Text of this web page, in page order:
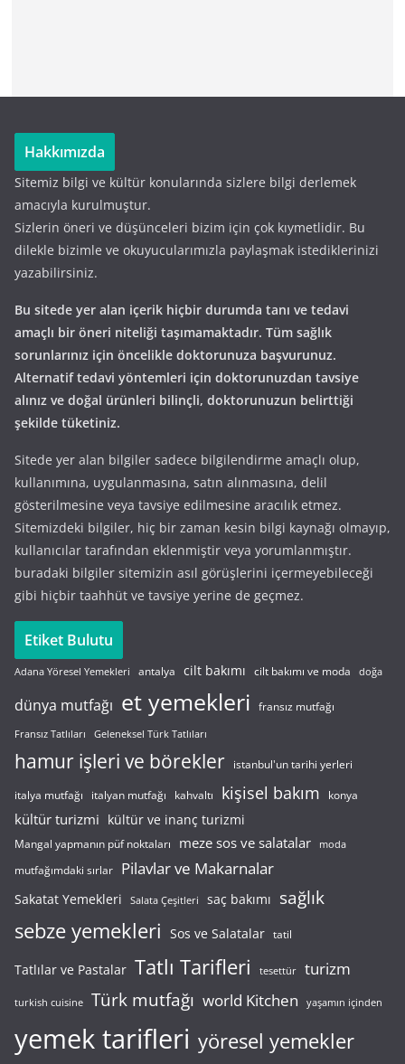
Hakkımızda
Sitemiz bilgi ve kültür konularında sizlere bilgi derlemek
amacıyla kurulmuştur.
Sizlerin öneri ve düşünceleri bizim için çok kıymetlidir. Bu
dilekle bizimle ve okuyucularımızla paylaşmak istediklerinizi
yazabilirsiniz.
Bu sitede yer alan içerik hiçbir durumda tanı ve tedavi
amaçlı bir öneri niteliği taşımamaktadır. Tüm sağlık
sorunlarınız için öncelikle doktorunuza başvurunuz.
Alternatif tedavi yöntemleri için doktorunuzdan tavsiye
alınız ve doğal ürünleri bilinçli, doktorunuzun belirttiği
şekilde tüketiniz.
Sitede yer alan bilgiler sadece bilgilendirme amaçlı olup,
kullanımına, uygulanmasına, satın alınmasına, delil
gösterilmesine veya tavsiye edilmesine aracılık etmez.
Sitemizdeki bilgiler, hiç bir zaman kesin bilgi kaynağı olmayıp,
kullanıcılar tarafından eklenmiştir veya yorumlanmıştır.
buradaki bilgiler sitemizin asıl görüşlerini içermeyebileceği
gibi hiçbir taahhüt ve tavsiye yerine de geçmez.
Etiket Bulutu
Adana Yöresel Yemekleri antalya cilt bakımı cilt bakımı ve moda doğa
dünya mutfağı et yemekleri fransız mutfağı
Fransız Tatlıları Geleneksel Türk Tatlıları
hamur işleri ve börekler istanbul'un tarihi yerleri
italya mutfağı italyan mutfağı kahvaltı kişisel bakım konya
kültür turizmi kültür ve inanç turizmi
Mangal yapmanın püf noktaları meze sos ve salatalar moda
mutfağımdaki sırlar Pilavlar ve Makarnalar
Sakatat Yemekleri Salata Çeşitleri saç bakımı sağlık
sebze yemekleri Sos ve Salatalar tatil
Tatlılar ve Pastalar Tatlı Tarifleri tesettür turizm
turkish cuisine Türk mutfağı world Kitchen yaşamın içinden
yemek tarifleri yöresel yemekler